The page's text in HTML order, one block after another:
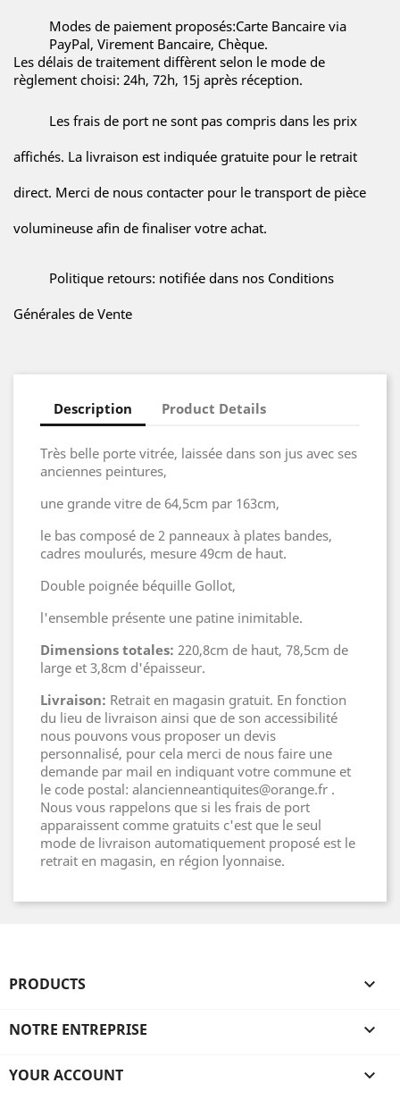
Modes de paiement proposés:Carte Bancaire via
PayPal, Virement Bancaire, Chèque.
Les délais de traitement diffèrent selon le mode de
règlement choisi: 24h, 72h, 15j après réception.
Les frais de port ne sont pas compris dans les prix
affichés. La livraison est indiquée gratuite pour le retrait
direct. Merci de nous contacter pour le transport de pièce
volumineuse afin de finaliser votre achat.
Politique retours: notifiée dans nos Conditions
Générales de Vente
Description Product Details
Très belle porte vitrée, laissée dans son jus avec ses
anciennes peintures,
une grande vitre de 64,5cm par 163cm,
le bas composé de 2 panneaux à plates bandes,
cadres moulurés, mesure 49cm de haut.
Double poignée béquille Gollot,
l'ensemble présente une patine inimitable.
Dimensions totales: 220,8cm de haut, 78,5cm de
large et 3,8cm d'épaisseur.
Livraison: Retrait en magasin gratuit. En fonction
du lieu de livraison ainsi que de son accessibilité
nous pouvons vous proposer un devis
personnalisé, pour cela merci de nous faire une
demande par mail en indiquant votre commune et
le code postal: alancienneantiquites@orange.fr .
Nous vous rappelons que si les frais de port
apparaissent comme gratuits c'est que le seul
mode de livraison automatiquement proposé est le
retrait en magasin, en région lyonnaise.
PRODUCTS 
NOTRE ENTREPRISE 
YOUR ACCOUNT 